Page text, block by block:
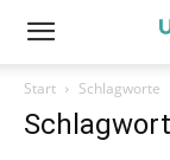
Start Schlagworte